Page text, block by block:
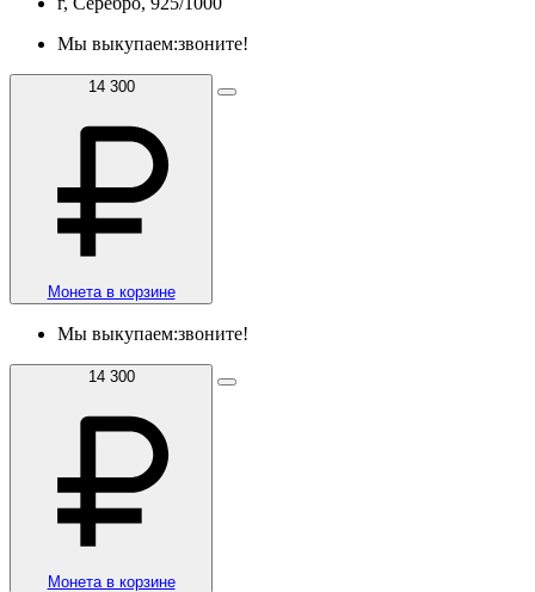
Мы выкупаем:звоните!
14 300
Монета в корзине
Мы выкупаем:звоните!
14 300
Монета в корзине